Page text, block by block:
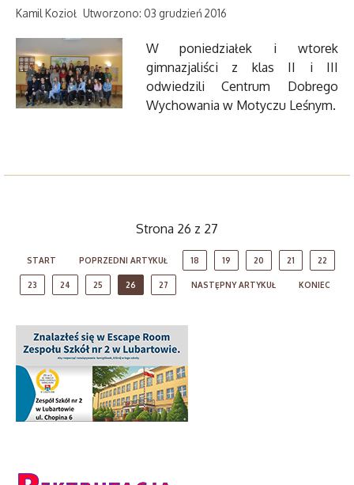
Kamil Kozioł Utworzono: 03 grudzień 2016
W poniedziałek i wtorek
gimnazjaliści z klas II i III
odwiedzili Centrum Dobrego
Wychowania w Motyczu Leśnym.
Strona 26 z 27
START POPRZEDNI ARTYKUŁ 18 19 20 21 22
23 24 25 26 27 NASTĘPNY ARTYKUŁ KONIEC